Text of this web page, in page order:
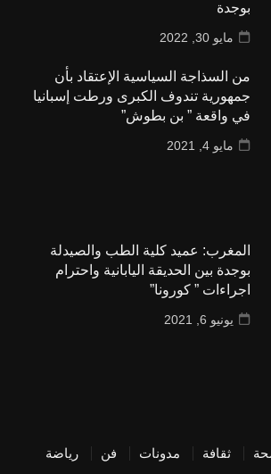
بوجدة
مايو 30, 2022
من السذاجة السياسية الإعتقاد بأن
جمهورية تندوف الكبرى ورطت إسبانيا
في واقعة ” بن بطوش”
مايو 4, 2021
المغرب: عميد كلية الطب والصيدلة
بوجدة بين الحديقة اليابانية واحترام
اجراءات ” كورونا”
يونيو 6, 2021
ثقافة مدونات فن رياضة